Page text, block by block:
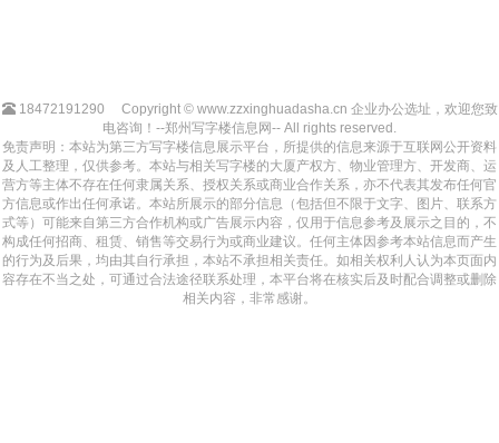
18472191290
Copyright © www.zzxinghuadasha.cn 企业办公选址，欢迎您致
电咨询！--郑州写字楼信息网-- All rights reserved.
免责声明：本站为第三方写字楼信息展示平台，所提供的信息来源于互联网公开资料
及人工整理，仅供参考。本站与相关写字楼的大厦产权方、物业管理方、开发商、运
营方等主体不存在任何隶属关系、授权关系或商业合作关系，亦不代表其发布任何官
方信息或作出任何承诺。本站所展示的部分信息（包括但不限于文字、图片、联系方
式等）可能来自第三方合作机构或广告展示内容，仅用于信息参考及展示之目的，不
构成任何招商、租赁、销售等交易行为或商业建议。任何主体因参考本站信息而产生
的行为及后果，均由其自行承担，本站不承担相关责任。如相关权利人认为本页面内
容存在不当之处，可通过合法途径联系处理，本平台将在核实后及时配合调整或删除
相关内容，非常感谢。